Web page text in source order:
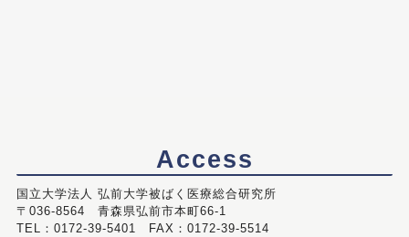
Access
国立大学法人 弘前大学被ばく医療総合研究所
〒036-8564 青森県弘前市本町66-1
TEL：0172-39-5401 FAX：0172-39-5514